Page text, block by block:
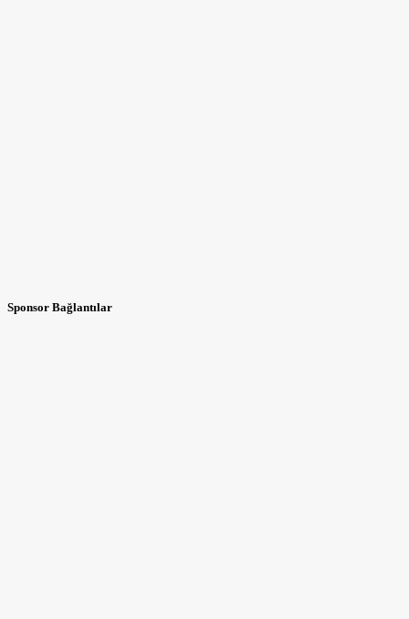
Sponsor Bağlantılar